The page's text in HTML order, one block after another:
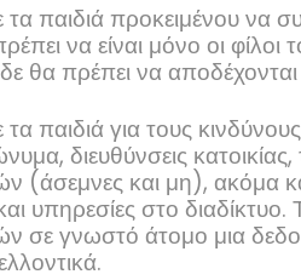
παιδιά προκειμένου να
να είναι μόνο οι
θα πρέπει να
τα παιδιά για τους
διευθύνσεις
(άσεμνες και μη), ακόμα
υπηρεσίες στο
σε γνωστό άτομο μια